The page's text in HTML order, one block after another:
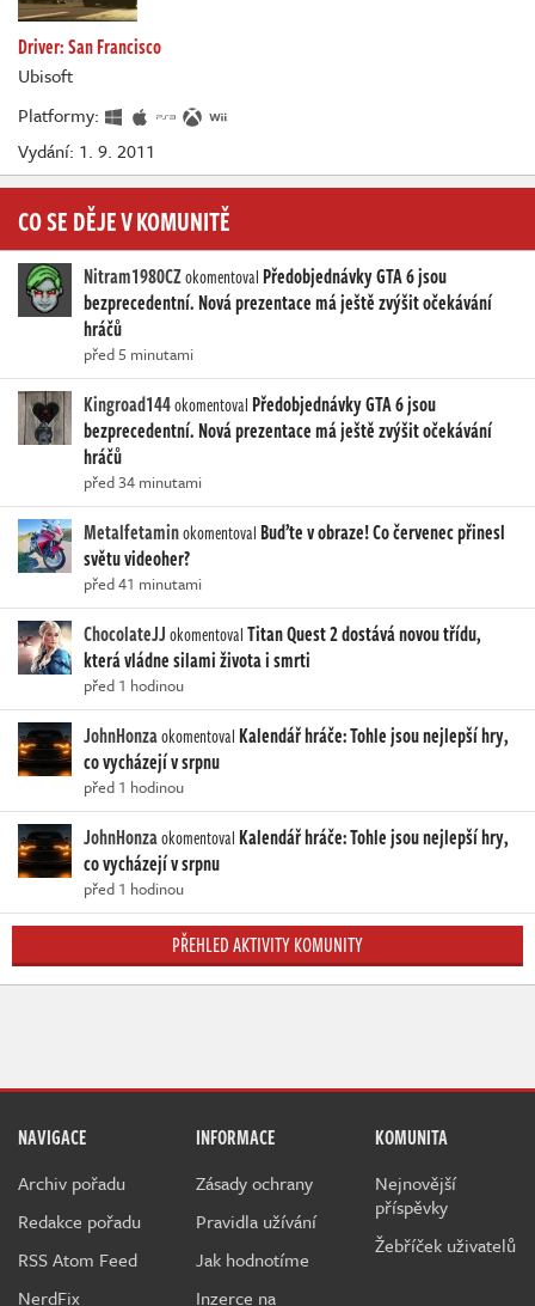
Driver: San Francisco
Ubisoft
Platformy:
Vydání: 1. 9. 2011
CO SE DĚJE V KOMUNITĚ
Nitram1980CZokomentoval Předobjednávky GTA 6 jsou
bezprecedentní. Nová prezentace má ještě zvýšit očekávání
hráčů
před 5 minutami
Kingroad144okomentoval Předobjednávky GTA 6 jsou
bezprecedentní. Nová prezentace má ještě zvýšit očekávání
hráčů
před 34 minutami
Metalfetaminokomentoval Buďte v obraze! Co červenec přinesl
světu videoher?
před 41 minutami
ChocolateJJokomentovalTitan Quest 2 dostává novou třídu,
která vládne silami života i smrti
před 1 hodinou
JohnHonzaokomentoval Kalendář hráče: Tohle jsou nejlepší hry,
co vycházejí v srpnu
před 1 hodinou
JohnHonzaokomentoval Kalendář hráče: Tohle jsou nejlepší hry,
co vycházejí v srpnu
před 1 hodinou
PŘEHLED AKTIVITY KOMUNITY
NAVIGACE
Archiv pořadu
Redakce pořadu
RSS Atom Feed
NerdFix
INFORMACE
Zásady ochrany
Pravidla užívání
Jak hodnotíme
Inzerce na
KOMUNITA
Nejnovější
příspěvky
Žebříček uživatelů